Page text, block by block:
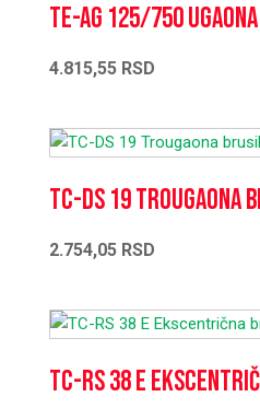
TE-AG 125/750
4.815,55 RSD
TC-DS 19 Trougaona
2.754,05 RSD
TC-RS 38 E